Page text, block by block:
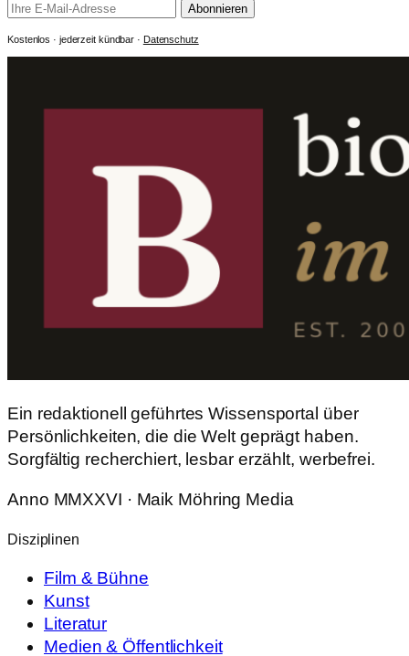
Abonnieren
Kostenlos · jederzeit kündbar · Datenschutz
Ein redaktionell geführtes Wissensportal über
Persönlichkeiten, die die Welt geprägt haben.
Sorgfältig recherchiert, lesbar erzählt, werbefrei.
Anno MMXXVI · Maik Möhring Media
Disziplinen
Film & Bühne
Kunst
Literatur
Medien & Öffentlichkeit